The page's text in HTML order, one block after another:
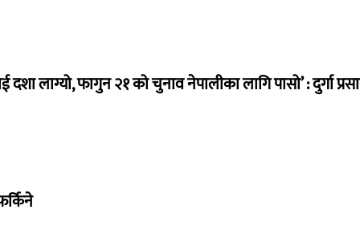
दशा लाग्यो, फागुन २१ को चुनाव नेपालीका लागि पासो’ : दुर्गा